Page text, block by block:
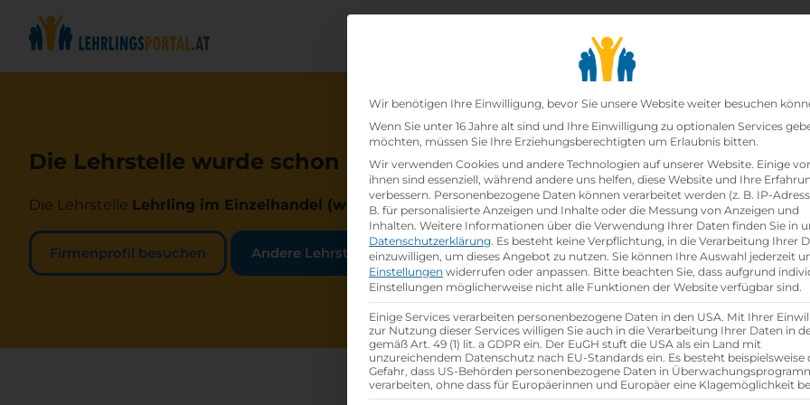
Lehrbetriebesearch
Die Lehrstelle wurde schon besetzt!
Die Lehrstelle Lehrling im Einzelhandel (w /m /d)beiLidl Österreich GmbHist schonbesetzt.
Firmenprofil besuchen Andere Lehrstelle suchen
Datenschutz-
Wir benötigen Ihre Einwilligung, bevor Sie unsere Website weiter besuchen
Wenn Sie unter 16 Jahre alt sind und Ihre Einwilligung zu optionalen Services
möchten, müssen Sie Ihre Erziehungsberechtigten um Erlaubnis bitten.
Wir verwenden Cookies und andere Technologien auf unserer Website. Einige
ihnen sind essenziell, während andere uns helfen, diese Website und Ihre
verbessern. Personenbezogene Daten können verarbeitet werden (z. B. IP-
B. für personalisierte Anzeigen und Inhalte oder die Messung von Anzeigen und
Inhalten. Weitere Informationen über die Verwendung Ihrer Daten finden Sie in
Datenschutzerklärung. Es besteht keine Verpflichtung, in die Verarbeitung Ihrer
einzuwilligen, um dieses Angebot zu nutzen. Sie können Ihre Auswahl jederzeit
Einstellungen widerrufen oder anpassen. Bitte beachten Sie, dass aufgrund
Einstellungen möglicherweise nicht alle Funktionen der Website verfügbar sind.
Einige Services verarbeiten personenbezogene Daten in den USA. Mit Ihrer
zur Nutzung dieser Services willigen Sie auch in die Verarbeitung Ihrer Daten in
gemäß Art. 49 (1) lit. a GDPR ein. Der EuGH stuft die USA als ein Land mit
unzureichendem Datenschutz nach EU-Standards ein. Es besteht beispielsweise
Gefahr, dass US-Behörden personenbezogene Daten in
verarbeiten, ohne dass für Europäerinnen und Europäer eine Klagemöglichkeit